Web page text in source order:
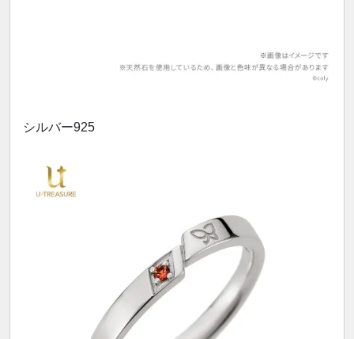
シルバー925